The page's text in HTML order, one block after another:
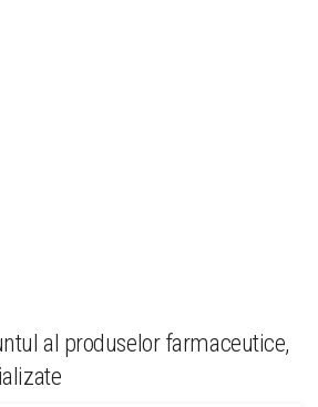
al produselor farmaceutice,